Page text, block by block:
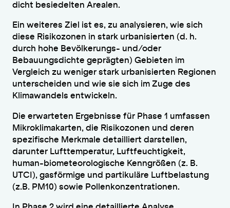
dicht besiedelten Arealen.
Ein weiteres Ziel ist es, zu analysieren, wie sich
diese Risikozonen in stark urbanisierten (d. h.
durch hohe Bevölkerungs- und/oder
Bebauungsdichte geprägten) Gebieten im
Vergleich zu weniger stark urbanisierten Regionen
unterscheiden und wie sie sich im Zuge des
Klimawandels entwickeln.
Die erwarteten Ergebnisse für Phase 1 umfassen
Mikroklimakarten, die Risikozonen und deren
spezifische Merkmale detailliert darstellen,
darunter Lufttemperatur, Luftfeuchtigkeit,
human-biometeorologische Kenngrößen (z. B.
UTCI), gasförmige und partikuläre Luftbelastung
(z.B. PM10) sowie Pollenkonzentrationen.